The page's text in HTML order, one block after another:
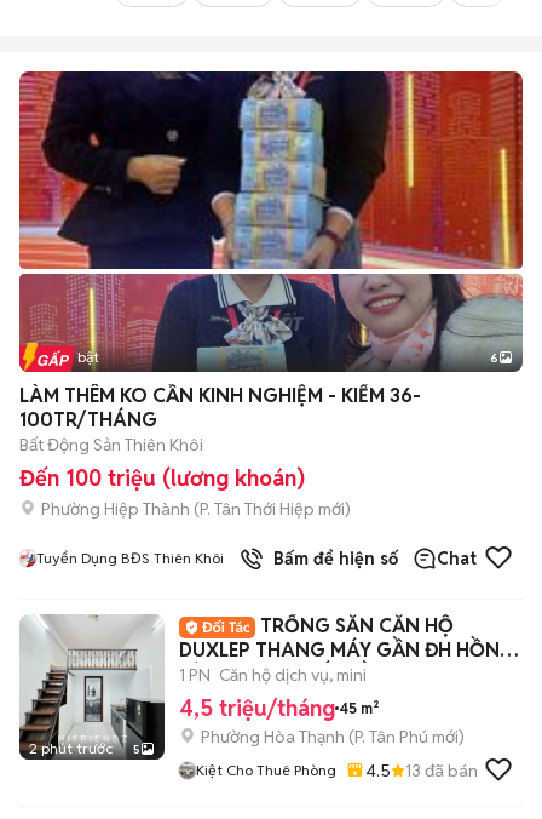
+2
Tin nổi bật 6
LÀM THÊM KO CẦN KINH NGHIỆM - KIẾM 36-
100TR/THÁNG
Bất Động Sản Thiên Khôi
Đến 100 triệu (lương khoán)
Phường Hiệp Thành (P. Tân Thới Hiệp mới)
Tuyển Dụng BĐS Thiên Khôi Bấm để hiện số Chat
2 phút trước 5
TRỐNG SẴN CĂN HỘ
DUXLEP THANG MÁY GẦN ĐH HỒNG
BÀNG - VĂN HIẾN ĐẦM SEN
1 PN Căn hộ dịch vụ, mini
4,5 triệu/tháng 45 m²
Phường Hòa Thạnh (P. Tân Phú mới)
Kiệt Cho Thuê Phòng 4.5 13 đã bán